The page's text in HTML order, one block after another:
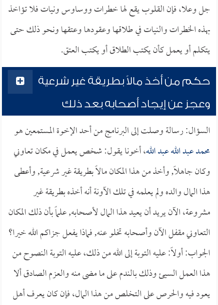
جل وعلا، فإن القلوب يقع لها خطرات ووساوس ونيات فلا تؤاخذ
بهذه الخطرات والنيات في طلاقها وعقودها وعتقها ونحو ذلك حتى
يتكلم أو يعمل كأن يكتب الطلاق أو يكتب العتق.
حكم من أخذ مالاً بطريقة غير شرعية
وعجز عن إيجاد أصحابه بعد ذلك
السؤال: رسالة وصلت إلى البرنامج من أحد الإخوة المستمعين هو
محمد عبد الله عبد الله، أخونا يقول: شخص يعمل في مكان تعاوني
وكان جاهلاً, وأخذ من هذا المكان مالاً بطريقة غير شرعية, وأعطى
هذا المال والده ولم يعلمه في تلك الآونة أنه أخذه بطريقة غير
مشروعة، الآن يريد أن يعيد هذا المال لأصحابه, علماً بأن ذلك المكان
التعاوني مقفل الآن وأصحابه تخلو عنه, فماذا يفعل جزاكم الله خيرا؟
الجواب: أولاً: عليه التوبة إلى الله من ذلك، عليه التوبة النصوح من
هذا العمل السيئ وذلك بالندم على ما مضى منه والعزم الصادق ألا
يعود فيه والحرص على التخلص من هذا المال، فإن كان يعرف أهل